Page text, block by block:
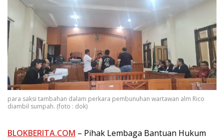
para saksi tambahan dalam perkara pembunuhan wartawan alm Rico
diambil sumpah. (foto : dok)
BLOKBERITA.COM – Pihak Lembaga Bantuan Hukum